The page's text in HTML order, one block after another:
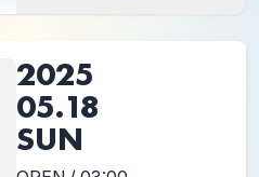
2025
05.18
SUN